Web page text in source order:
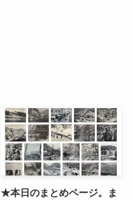
★本日のまとめページ。ま